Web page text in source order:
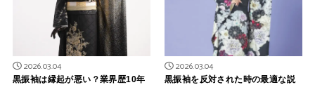
2026.03.04
黒振袖は縁起が悪い？業界歴10年
2026.03.04
黒振袖を反対された時の最適な説